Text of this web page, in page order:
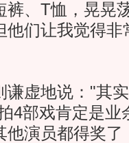
裤、T恤，晃晃
他们让我觉得非
虚地说："其实
4部戏肯定是业
他演员都得奖